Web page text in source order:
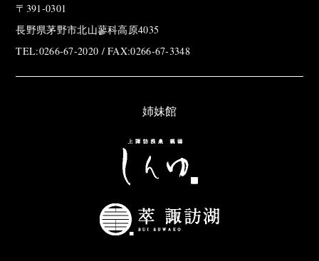
〒391-0301
長野県茅野市北山蓼科高原4035
TEL:0266-67-2020 / FAX:0266-67-3348
姉妹館